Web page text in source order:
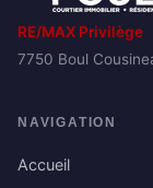
RE/MAX Privilège
7750 Boul
NAVIGATION
Accueil